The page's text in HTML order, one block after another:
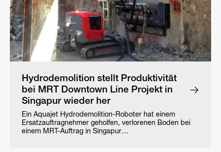
Hydrodemolition stellt Produktivität
bei MRT Downtown Line Projekt in
Singapur wieder her
Ein Aquajet Hydrodemolition-Roboter hat einem
Ersatzauftragnehmer geholfen, verlorenen Boden bei
einem MRT-Auftrag in Singapur…